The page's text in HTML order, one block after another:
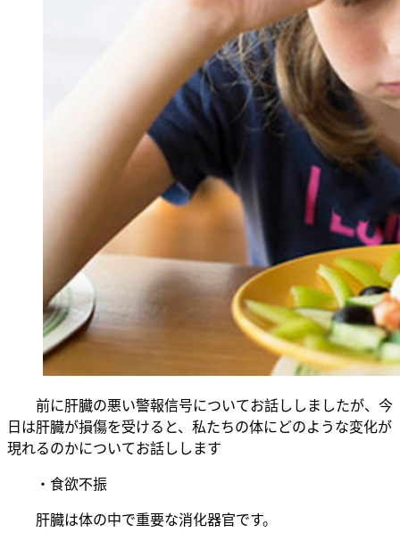
前に肝臓の悪い警報信号についてお話ししましたが、今
日は肝臓が損傷を受けると、私たちの体にどのような変化が
現れるのかについてお話しします
・食欲不振
肝臓は体の中で重要な消化器官です。